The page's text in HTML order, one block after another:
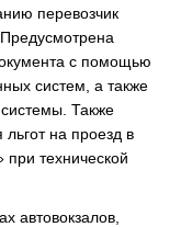
перевозчик
с помощью
систем, а также
Также
на проезд в
технической
автовокзалов,